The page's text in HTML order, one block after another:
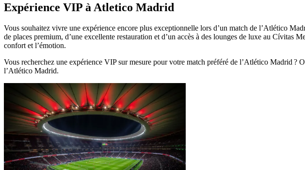
Expérience VIP à Atletico Madrid
Vous souhaitez vivre une expérience encore plus exceptionnelle lors d’un match de l’Atlético
de places premium, d’une excellente restauration et d’un accès à des lounges de luxe au Cívitas
confort et l’émotion.
Vous recherchez une expérience VIP sur mesure pour votre match préféré de l’Atlético Madrid
l’Atlético Madrid.